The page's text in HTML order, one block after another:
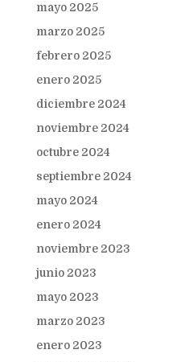
mayo 2025
marzo 2025
febrero 2025
enero 2025
diciembre 2024
noviembre 2024
octubre 2024
septiembre 2024
mayo 2024
enero 2024
noviembre 2023
junio 2023
mayo 2023
marzo 2023
enero 2023